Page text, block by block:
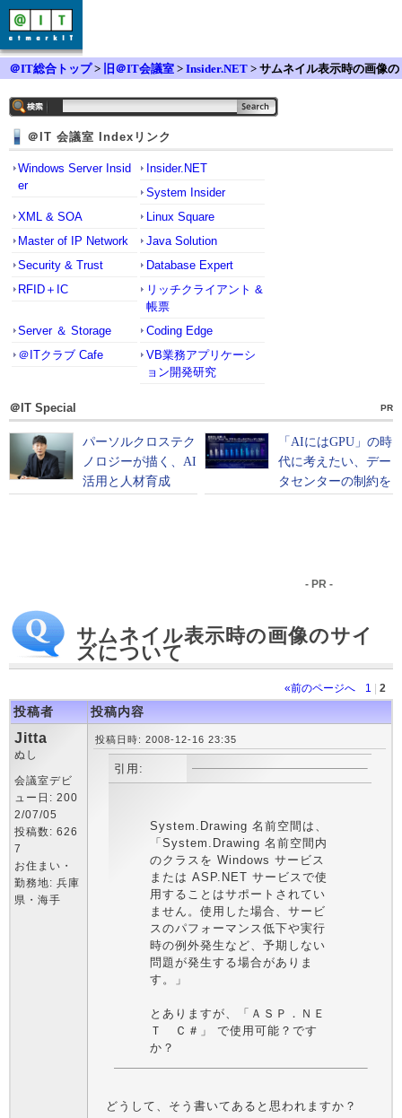
＠IT総合トップ> 旧＠IT会議室 > Insider.NET > サムネイル表示時の画像の
＠IT 会議室 Indexリンク
Windows Server Insid
er
Insider.NET
System Insider
XML & SOA
Linux Square
Master of IP Network
Java Solution
Security & Trust
Database Expert
RFID＋IC
リッチクライアント &
帳票
Server ＆ Storage
Coding Edge
＠ITクラブ Cafe
VB業務アプリケーシ
ョン開発研究
＠IT Special PR
- PR -
サムネイル表示時の画像のサイ
ズについて
«前のページへ 1 2
投稿者 投稿内容
Jitta
ぬし
会議室デビ
ュー日: 200
2/07/05
投稿数: 626
7
お住まい・
勤務地: 兵庫
県・海手
投稿日時: 2008-12-16 23:35
引用:
System.Drawing 名前空間は、
「System.Drawing 名前空間内
のクラスを Windows サービス
または ASP.NET サービスで使
用することはサポートされてい
ません。使用した場合、サービ
スのパフォーマンス低下や実行
時の例外発生など、予期しない
問題が発生する場合がありま
す。」
とありますが、「ＡＳＰ．ＮＥ
Ｔ Ｃ＃」 で使用可能？です
か？
どうして、そう書いてあると思われますか？